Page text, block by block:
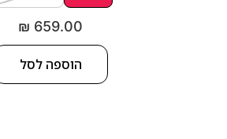
₪ 659.00
הוספה לסל